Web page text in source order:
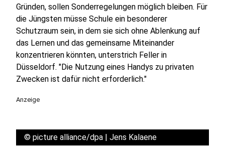
Gründen, sollen Sonderregelungen möglich bleiben. Für
die Jüngsten müsse Schule ein besonderer
Schutzraum sein, in dem sie sich ohne Ablenkung auf
das Lernen und das gemeinsame Miteinander
konzentrieren könnten, unterstrich Feller in
Düsseldorf. "Die Nutzung eines Handys zu privaten
Zwecken ist dafür nicht erforderlich."
Anzeige
© picture alliance/dpa | Jens Kalaene